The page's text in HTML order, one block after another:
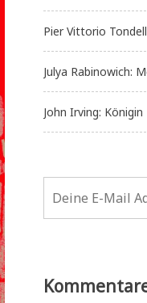
Pier Vittorio
Julya Rabinowich:
John Irving: